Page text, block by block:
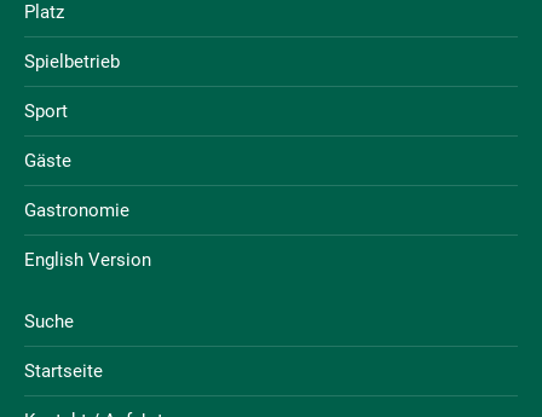
Platz
Spielbetrieb
Sport
Gäste
Gastronomie
English Version
Suche
Startseite